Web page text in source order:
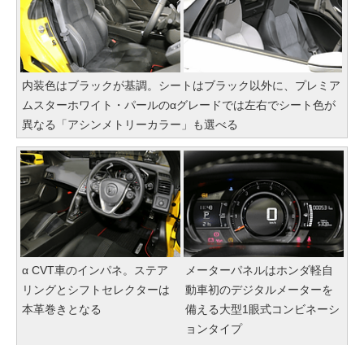
内装色はブラックが基調。シートはブラック以外に、プレミア
ムスターホワイト・パールのαグレードでは左右でシート色が
異なる「アシンメトリーカラー」も選べる
α CVT車のインパネ。ステア
リングとシフトセレクターは
本革巻きとなる
メーターパネルはホンダ軽自
動車初のデジタルメーターを
備える大型1眼式コンビネーシ
ョンタイプ